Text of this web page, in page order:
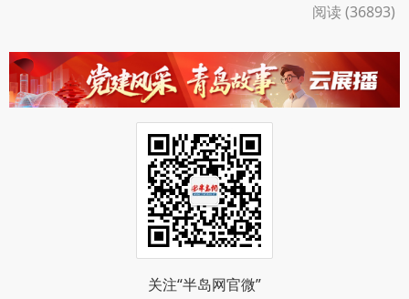
阅读 (36893)
关注“半岛网官微”